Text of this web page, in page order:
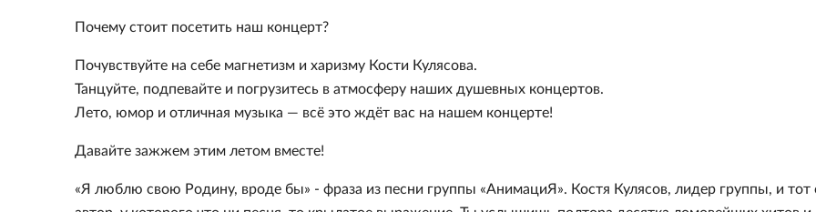
Почему стоит посетить наш концерт?
Почувствуйте на себе магнетизм и харизму Кости Кулясова.
Танцуйте, подпевайте и погрузитесь в атмосферу наших душевных концертов.
Лето, юмор и отличная музыка — всё это ждёт вас на нашем концерте!
Давайте зажжем этим летом вместе!
«Я люблю свою Родину, вроде бы» - фраза из песни группы «АнимациЯ». Костя Кулясов, лидер группы, и тот